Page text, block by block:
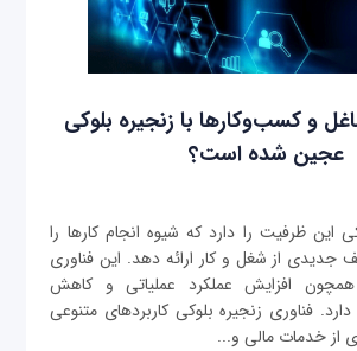
و کسب‌وکارها با زنجیره بلوکی
عجین شده است؟
این ظرفیت را دارد که شیوه انجام کارها را
جدیدی از شغل و کار ارائه دهد. این فناوری
همچون افزایش عملکرد عملیاتی و کاهش
دارد. فناوری زنجیره بلوکی کاربردهای متنوعی
از خدمات مالی و...